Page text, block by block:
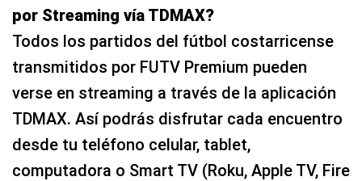
por Streaming vía TDMAX?
Todos los partidos del fútbol costarricense
transmitidos por FUTV Premium pueden
verse en streaming a través de la aplicación
TDMAX. Así podrás disfrutar cada encuentro
desde tu teléfono celular, tablet,
computadora o Smart TV (Roku, Apple TV, Fire